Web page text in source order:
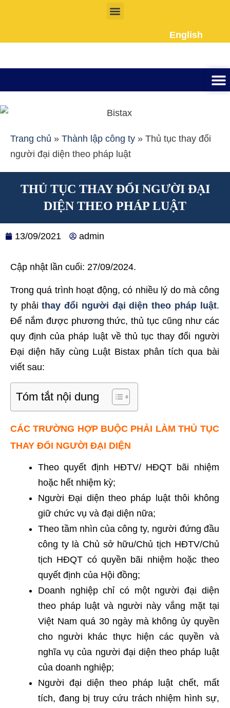
English
Trang chủ » Thành lập công ty » Thủ tục thay đổi
người đại diện theo pháp luật
THỦ TỤC THAY ĐỔI NGƯỜI ĐẠI
DIỆN THEO PHÁP LUẬT
13/09/2021 admin
Cập nhật lần cuối: 27/09/2024.
Trong quá trình hoạt động, có nhiều lý do mà công
ty phảithay đổi người đại diện theo pháp luật.
Để nắm được phương thức, thủ tục cũng như các
quy định của pháp luật về thủ tục thay đổi người
Đại diện hãy cùng Luật Bistax phân tích qua bài
viết sau:
Tóm tắt nội dung
CÁC TRƯỜNG HỢP BUỘC PHẢI LÀM THỦ TỤC
THAY ĐỔI NGƯỜI ĐẠI DIỆN
Theo quyết định HĐTV/ HĐQT bãi nhiệm
hoặc hết nhiệm kỳ;
Người Đại diện theo pháp luật thôi không
giữ chức vụ và đại diện nữa;
Theo tầm nhìn của công ty, người đứng đầu
công ty là Chủ sở hữu/Chủ tịch HĐTV/Chủ
tịch HĐQT có quyền bãi nhiệm hoặc theo
quyết định của Hội đồng;
Doanh nghiệp chỉ có một người đại diện
theo pháp luật và người này vắng mặt tại
Việt Nam quá 30 ngày mà không ủy quyền
cho người khác thực hiện các quyền và
nghĩa vụ của người đại diện theo pháp luật
của doanh nghiệp;
Người đại diện theo pháp luật chết, mất
tích, đang bị truy cứu trách nhiệm hình sự,